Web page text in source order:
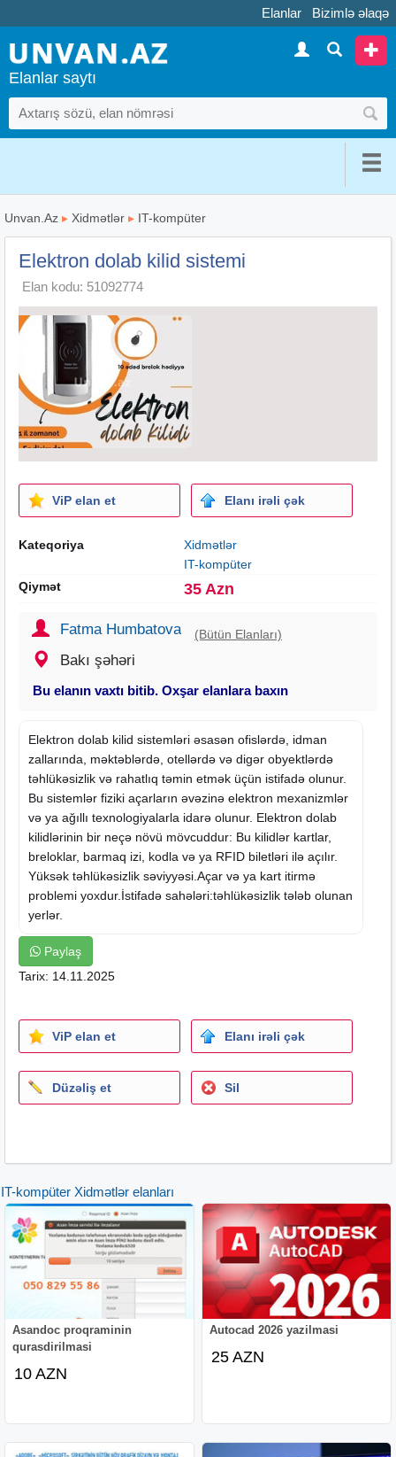
Elanlar Bizimlə əlaqə
Elanlar saytı
Unvan.Az ▸ Xidmətlər ▸ IT-kompüter
Elektron dolab kilid sistemi
Elan kodu: 51092774
ViP elan et Elanı irəli çək
Kateqoriya
Xidmətlər
IT-kompüter
Qiymət
35 Azn
Fatma Humbatova (Bütün Elanları)
Bakı şəhəri
Bu elanın vaxtı bitib. Oxşar elanlara baxın
Elektron dolab kilid sistemləri əsasən ofislərdə, idman
zallarında, məktəblərdə, otellərdə və digər obyektlərdə
təhlükəsizlik və rahatlıq təmin etmək üçün istifadə olunur.
Bu sistemlər fiziki açarların əvəzinə elektron mexanizmlər
və ya ağıllı texnologiyalarla idarə olunur. Elektron dolab
kilidlərinin bir neçə növü mövcuddur: Bu kilidlər kartlar,
breloklar, barmaq izi, kodla və ya RFID biletləri ilə açılır.
Yüksək təhlükəsizlik səviyyəsi.Açar və ya kart itirmə
problemi yoxdur.İstifadə sahələri:təhlükəsizlik tələb olunan
yerlər.
Paylaş
Tarix: 14.11.2025
ViP elan et Elanı irəli çək
Düzəliş et Sil
IT-kompüter Xidmətlər elanları
Asandoc proqraminin
qurasdirilmasi
10 AZN
Autocad 2026 yazilmasi
25 AZN